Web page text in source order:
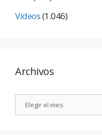
Vídeos(1.046)
Archivos